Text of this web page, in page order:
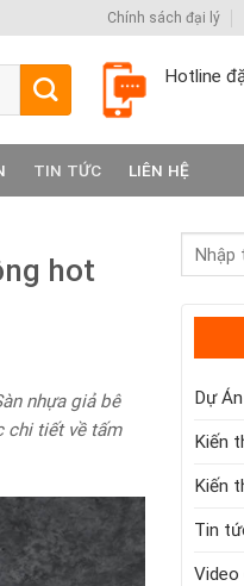
Chính sách đại lý
Hotline
TIN TỨC LIÊN HỆ
hot
nhựa giả bê
chi tiết về tấm
Dự Án
Kiến
Kiến
Tin
Video